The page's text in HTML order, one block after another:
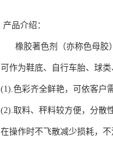
产品介绍：
橡胶著色剂（亦称色母胶）
可作为鞋底、自行车胎、球
(1).色彩齐全鲜艳，可依客户
(2).取料、秤料较方便，分散
在操作时不飞散减少损耗，不